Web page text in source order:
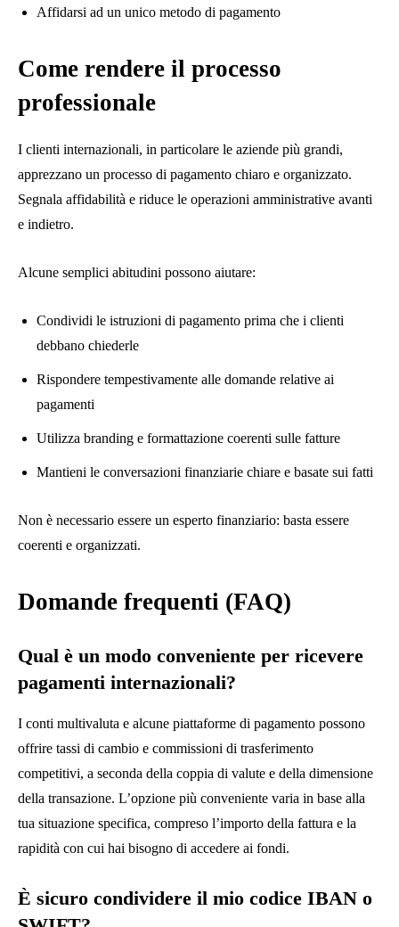
Affidarsi ad un unico metodo di pagamento
Come rendere il processo
professionale
I clienti internazionali, in particolare le aziende più grandi,
apprezzano un processo di pagamento chiaro e organizzato.
Segnala affidabilità e riduce le operazioni amministrative avanti
e indietro.
Alcune semplici abitudini possono aiutare:
Condividi le istruzioni di pagamento prima che i clienti
debbano chiederle
Rispondere tempestivamente alle domande relative ai
pagamenti
Utilizza branding e formattazione coerenti sulle fatture
Mantieni le conversazioni finanziarie chiare e basate sui fatti
Non è necessario essere un esperto finanziario: basta essere
coerenti e organizzati.
Domande frequenti (FAQ)
Qual è un modo conveniente per ricevere
pagamenti internazionali?
I conti multivaluta e alcune piattaforme di pagamento possono
offrire tassi di cambio e commissioni di trasferimento
competitivi, a seconda della coppia di valute e della dimensione
della transazione. L’opzione più conveniente varia in base alla
tua situazione specifica, compreso l’importo della fattura e la
rapidità con cui hai bisogno di accedere ai fondi.
È sicuro condividere il mio codice IBAN o